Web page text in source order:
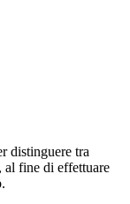
distinguere tra
al fine di effettuare